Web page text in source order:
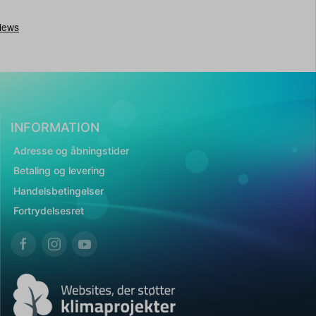
INFORMATION
Adresse og åbningstider
Betaling og levering
Handelsbetingelser
Fortrydelsesret